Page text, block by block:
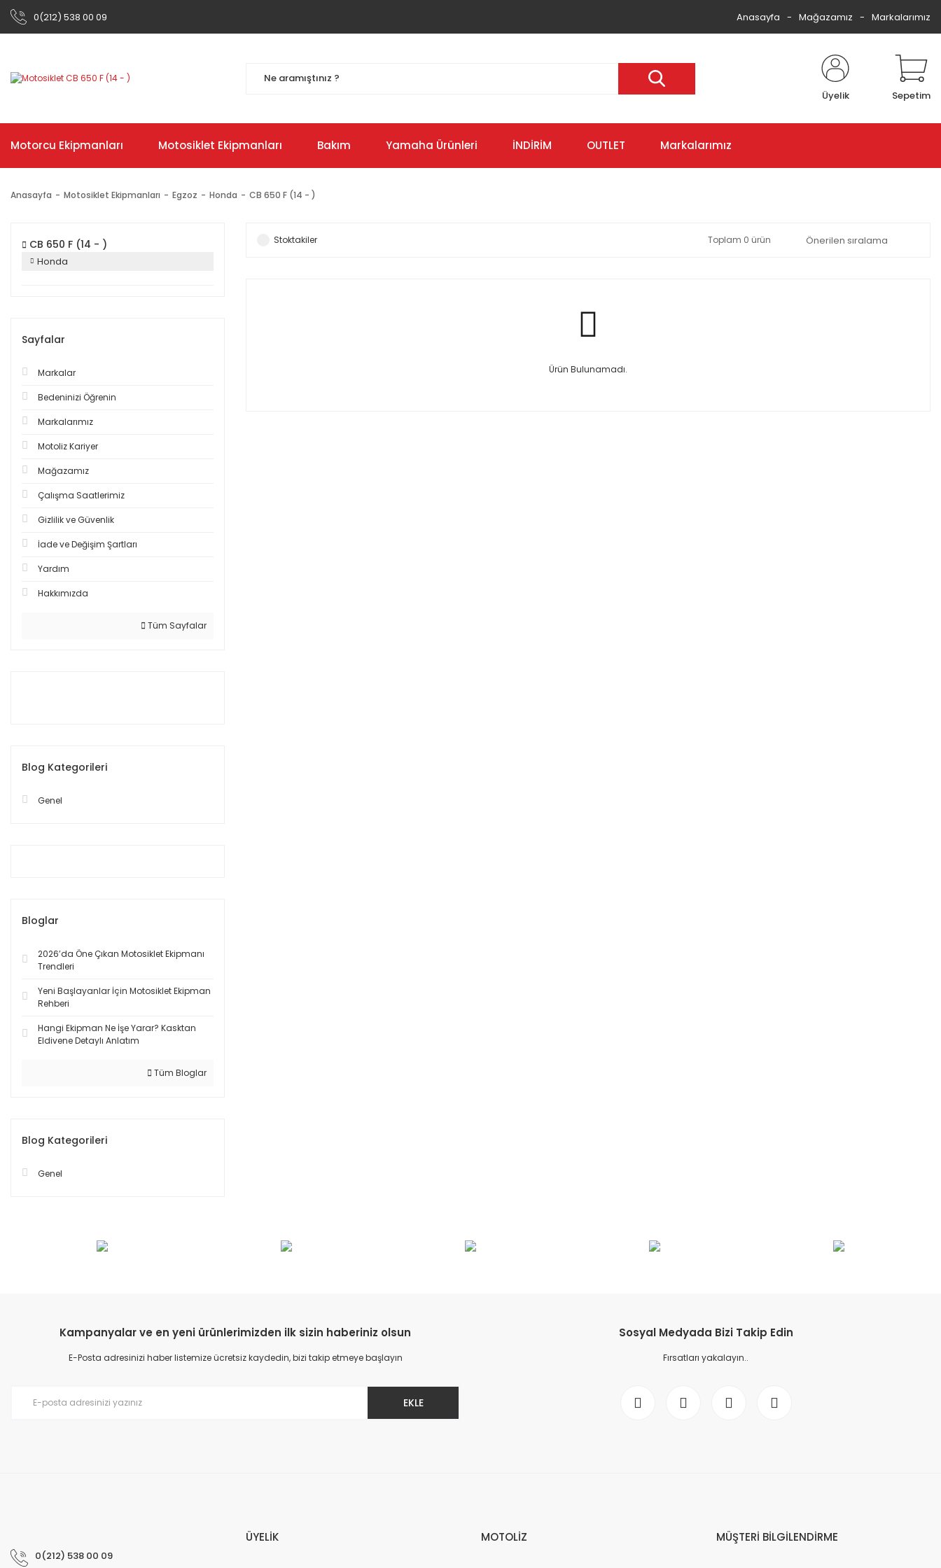
0(212) 538 00 09 Anasayfa Mağazamız Markalarımız
Üyelik Sepetim
Motorcu Ekipmanları Motosiklet Ekipmanları Bakım Yamaha Ürünleri İNDİRİM OUTLET Markalarımız
Anasayfa Motosiklet Ekipmanları Egzoz Honda CB 650 F (14 - )
CB 650 F (14 - )
Honda
Sayfalar
Markalar
Bedeninizi Öğrenin
Markalarımız
Motoliz Kariyer
Mağazamız
Çalışma Saatlerimiz
Gizlilik ve Güvenlik
İade ve Değişim Şartları
Yardım
Hakkımızda
Tüm Sayfalar
Blog Kategorileri
Genel
Bloglar
2026’da Öne Çıkan Motosiklet Ekipmanı
Trendleri
Yeni Başlayanlar İçin Motosiklet Ekipman
Rehberi
Hangi Ekipman Ne İşe Yarar? Kasktan
Eldivene Detaylı Anlatım
Tüm Bloglar
Blog Kategorileri
Genel
Stoktakiler Toplam 0 ürün
Ürün Bulunamadı.
Kampanyalar ve en yeni ürünlerimizden ilk sizin haberiniz olsun
E-Posta adresinizi haber listemize ücretsiz kaydedin, bizi takip etmeye başlayın
EKLE
Sosyal Medyada Bizi Takip Edin
Fırsatları yakalayın..
0(212) 538 00 09
ÜYELİK MOTOLİZ MÜŞTERİ BİLGİLENDİRME